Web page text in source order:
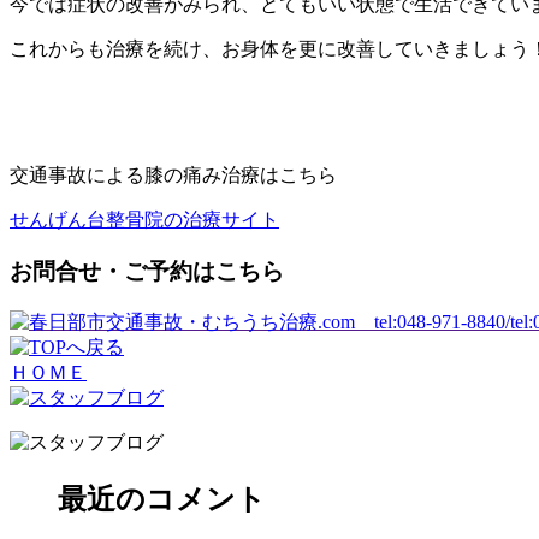
今では症状の改善がみられ、とてもいい状態で生活できてい
これからも治療を続け、お身体を更に改善していきましょう！
交通事故による膝の痛み治療はこちら
せんげん台整骨院の治療サイト
お問合せ・ご予約はこちら
ＨＯＭＥ
最近のコメント